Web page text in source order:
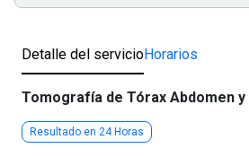
Detalle del servicioHorarios
Tomografía de Tórax Abdomen
Resultado en 24 Horas